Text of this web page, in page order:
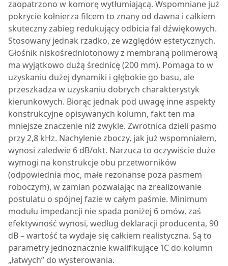
zaopatrzono w komorę wytłumiającą. Wspomniane już
pokrycie kołnierza filcem to znany od dawna i całkiem
skuteczny zabieg redukujący odbicia fal dźwiękowych.
Stosowany jednak rzadko, ze względów estetycznych.
Głośnik niskośredniotonowy z membraną polimerową
ma wyjątkowo dużą średnicę (200 mm). Pomaga to w
uzyskaniu dużej dynamiki i głębokie go basu, ale
przeszkadza w uzyskaniu dobrych charakterystyk
kierunkowych. Biorąc jednak pod uwagę inne aspekty
konstrukcyjne opisywanych kolumn, fakt ten ma
mniejsze znaczenie niż zwykle. Zwrotnica dzieli pasmo
przy 2,8 kHz. Nachylenie zboczy, jak już wspomniałem,
wynosi zaledwie 6 dB/okt. Narzuca to oczywiście duże
wymogi na konstrukcje obu przetworników
(odpowiednia moc, małe rezonanse poza pasmem
roboczym), w zamian pozwalając na zrealizowanie
postulatu o spójnej fazie w całym paśmie. Minimum
modułu impedancji nie spada poniżej 6 omów, zaś
efektywność wynosi, według deklaracji producenta, 90
dB – wartość ta wydaje się całkiem realistyczna. Są to
parametry jednoznacznie kwalifikujące 1C do kolumn
„łatwych” do wysterowania.